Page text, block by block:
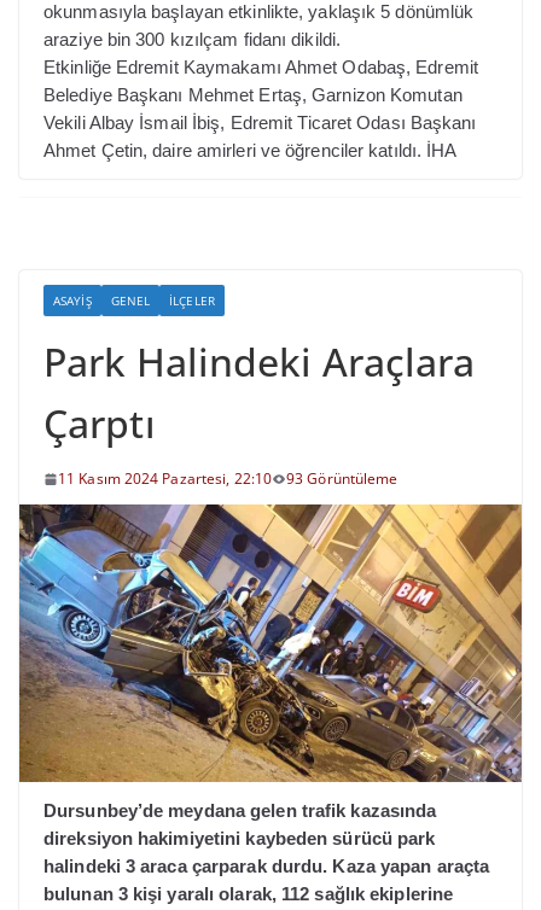
okunmasıyla başlayan etkinlikte, yaklaşık 5 dönümlük
araziye bin 300 kızılçam fidanı dikildi.
Etkinliğe Edremit Kaymakamı Ahmet Odabaş, Edremit
Belediye Başkanı Mehmet Ertaş, Garnizon Komutan
Vekili Albay İsmail İbiş, Edremit Ticaret Odası Başkanı
Ahmet Çetin, daire amirleri ve öğrenciler katıldı. İHA
ASAYIŞ GENEL İLÇELER
Park Halindeki Araçlara
Çarptı
11 Kasım 2024 Pazartesi, 22:10 93 Görüntüleme
Dursunbey’de meydana gelen trafik kazasında
direksiyon hakimiyetini kaybeden sürücü park
halindeki 3 araca çarparak durdu. Kaza yapan araçta
bulunan 3 kişi yaralı olarak, 112 sağlık ekiplerine